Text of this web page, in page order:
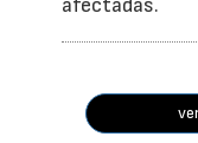
afectadas.